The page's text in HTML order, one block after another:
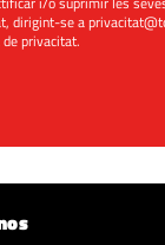
dirigint-se a
privacitat.